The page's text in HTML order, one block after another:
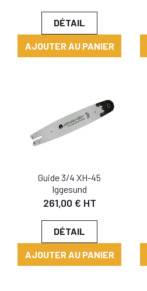
DÉTAIL
AJOUTER AU PANIER
Guide 3/4 XH-45
Iggesund
261,00 € HT
DÉTAIL
AJOUTER AU PANIER